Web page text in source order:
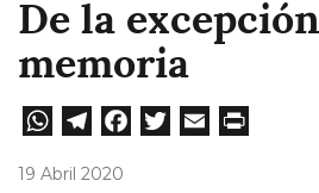
De la
memoria
W
Te
Fa
19 Abril 2020